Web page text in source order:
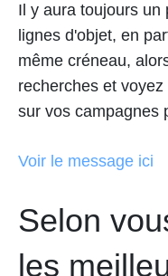
Il y aura toujours un
lignes d'objet, en
même créneau,
recherches et
sur vos campagnes
Voir le message ici
Selon
les